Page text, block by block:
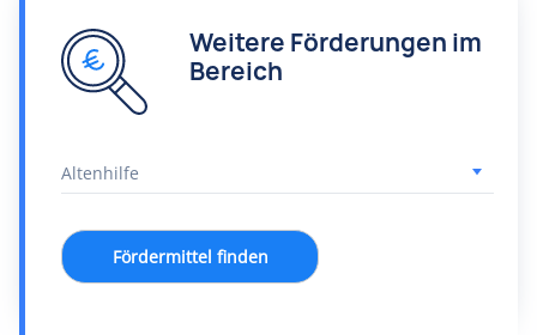
Weitere Förderungen im
Bereich
Fördermittel finden